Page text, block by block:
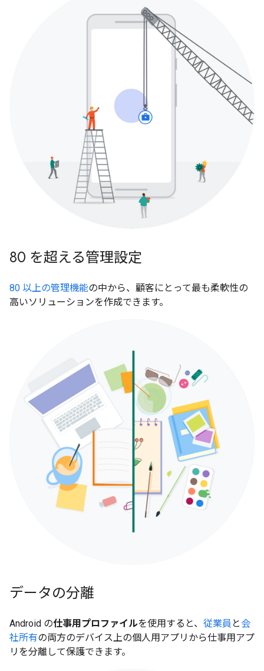
80 を超える管理設定
80 以上の管理機能の中から、顧客にとって最も柔軟性の
高いソリューションを作成できます。
データの分離
Android の仕事用プロファイルを使用すると、 従業員 と 会
社所有の両方のデバイス上の個人用アプリから仕事用アプ
リを分離して保護できます。